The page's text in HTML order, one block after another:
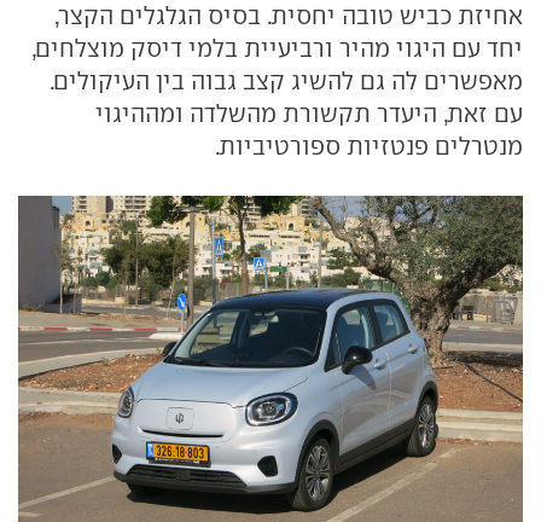
אחיזת כביש טובה יחסית. בסיס הגלגלים הקצר,
יחד עם היגוי מהיר ורביעיית בלמי דיסק מוצלחים,
מאפשרים לה גם להשיג קצב גבוה בין העיקולים.
עם זאת, היעדר תקשורת מהשלדה ומההיגוי
מנטרלים פנטזיות ספורטיביות.